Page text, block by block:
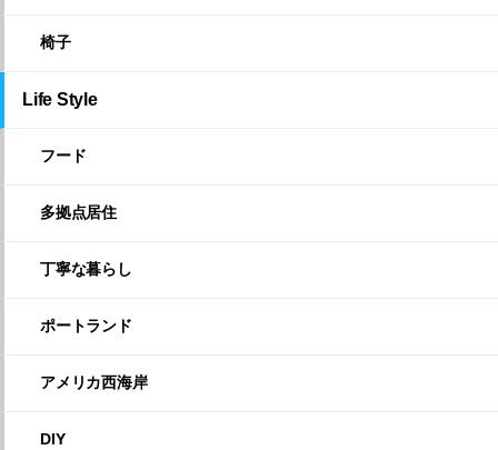
椅子
Life Style
フード
多拠点居住
丁寧な暮らし
ポートランド
アメリカ西海岸
DIY